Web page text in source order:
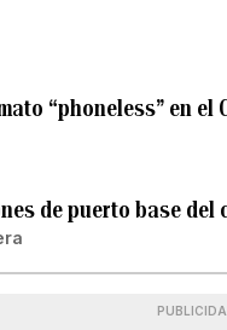
“phoneless” en el
de puerto base del